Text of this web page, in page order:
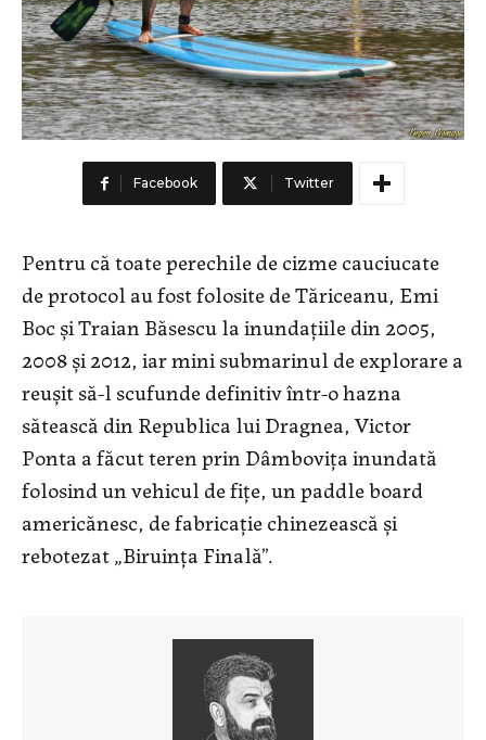
Facebook Twitter
Pentru că toate perechile de cizme cauciucate
de protocol au fost folosite de Tăriceanu, Emi
Boc şi Traian Băsescu la inundaţiile din 2005,
2008 şi 2012, iar mini submarinul de explorare a
reuşit să-l scufunde definitiv într-o hazna
sătească din Republica lui Dragnea, Victor
Ponta a făcut teren prin Dâmboviţa inundată
folosind un vehicul de fiţe, un paddle board
americănesc, de fabricaţie chinezească şi
rebotezat „Biruinţa Finală”.